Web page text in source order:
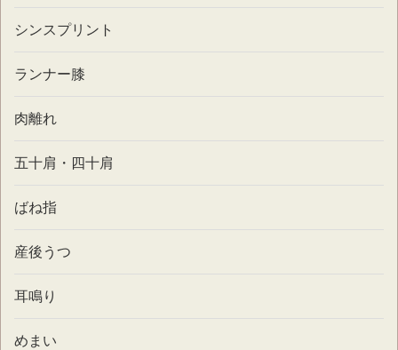
シンスプリント
ランナー膝
肉離れ
五十肩・四十肩
ばね指
産後うつ
耳鳴り
めまい